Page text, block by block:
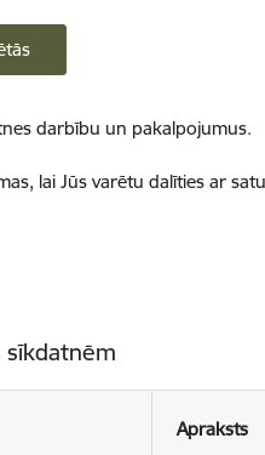
darbību un pakalpojumus.
lai Jūs varētu dalīties ar
sīkdatnēm
Apraksts